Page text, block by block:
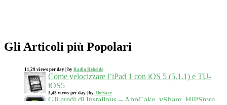
Gli Articoli più Popolari
11,29 views per day by Radio Rebelde
Come velocizzare l’iPad 1 con iOS 5 (5.1.1) e TU-
iOS5
3,43 views per day by TheSave
Gli eredi di Installous – AppCake, vShare, HiPStore,